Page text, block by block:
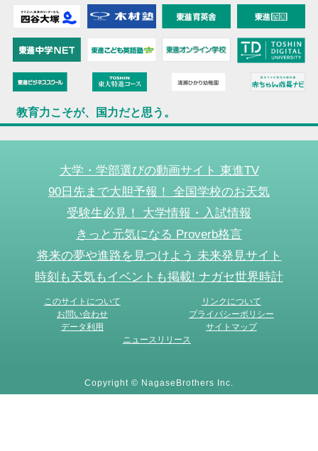
教育力こそが、国力だと思う。
大学・学部選びの動画サイト 東進TV
90日先まで大胆予報！ 全国学校のお天気
受験生必見！ 大学情報・入試情報
きっと元気になる Proverb格言
将来の夢や進路を見つけよう 未来発見サイト
時刻も天気もイベントも掲載! ナガセ世界時計
このサイトについて
リンクについて
お問い合わせ
プライバシーポリシー
データ利用
サイトマップ
ニュースリリース
Copyright © NagaseBrothers Inc.